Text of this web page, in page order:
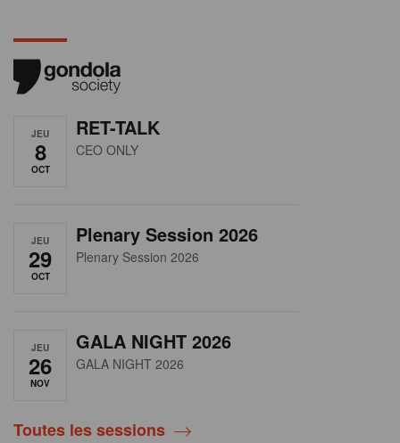
JEU
8
OCT
RET-TALK
CEO ONLY
JEU
29
OCT
Plenary Session 2026
Plenary Session 2026
JEU
26
NOV
GALA NIGHT 2026
GALA NIGHT 2026
Toutes les sessions